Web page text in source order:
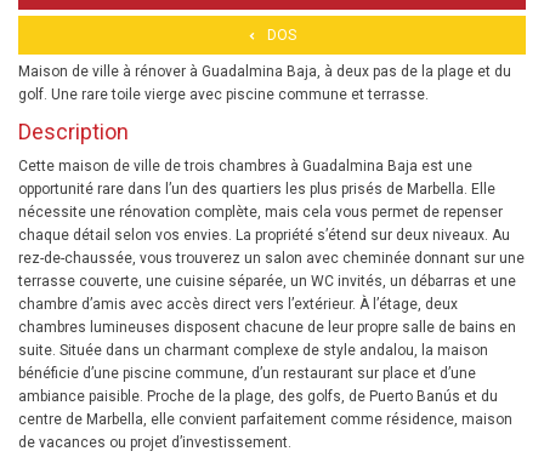
DOS
Maison de ville à rénover à Guadalmina Baja, à deux pas de la plage et du
golf. Une rare toile vierge avec piscine commune et terrasse.
Description
Cette maison de ville de trois chambres à Guadalmina Baja est une
opportunité rare dans l’un des quartiers les plus prisés de Marbella. Elle
nécessite une rénovation complète, mais cela vous permet de repenser
chaque détail selon vos envies. La propriété s’étend sur deux niveaux. Au
rez-de-chaussée, vous trouverez un salon avec cheminée donnant sur une
terrasse couverte, une cuisine séparée, un WC invités, un débarras et une
chambre d’amis avec accès direct vers l’extérieur. À l’étage, deux
chambres lumineuses disposent chacune de leur propre salle de bains en
suite. Située dans un charmant complexe de style andalou, la maison
bénéficie d’une piscine commune, d’un restaurant sur place et d’une
ambiance paisible. Proche de la plage, des golfs, de Puerto Banús et du
centre de Marbella, elle convient parfaitement comme résidence, maison
de vacances ou projet d’investissement.